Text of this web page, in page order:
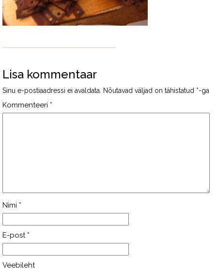
Lisa kommentaar
Sinu e-postiaadressi ei avaldata. Nõutavad väljad on tähistatud *-ga
Kommenteeri *
Nimi *
E-post *
Veebileht